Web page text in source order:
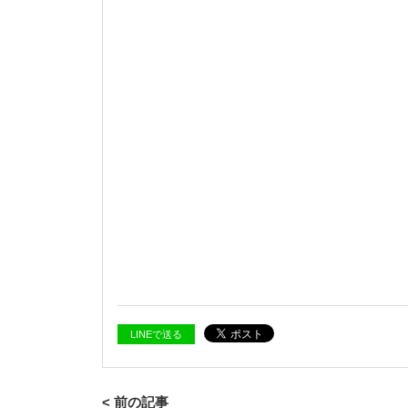
LINEで送る
< 前の記事